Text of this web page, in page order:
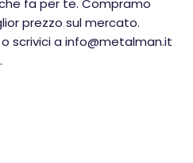
fa per te. Compramo
prezzo sul mercato.
scrivici a info@metalman.it